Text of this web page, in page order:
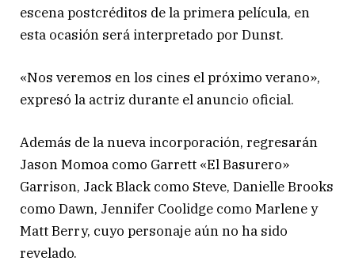
escena postcréditos de la primera película, en
esta ocasión será interpretado por Dunst.
«Nos veremos en los cines el próximo verano»,
expresó la actriz durante el anuncio oficial.
Además de la nueva incorporación, regresarán
Jason Momoa como Garrett «El Basurero»
Garrison, Jack Black como Steve, Danielle Brooks
como Dawn, Jennifer Coolidge como Marlene y
Matt Berry, cuyo personaje aún no ha sido
revelado.